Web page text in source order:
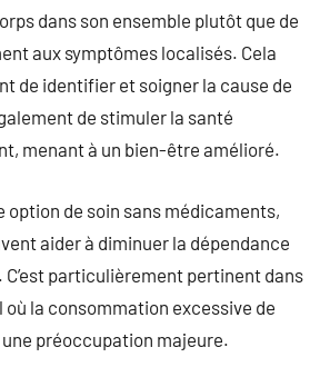
dans son ensemble plutôt que de
aux symptômes localisés. Cela
de identifier et soigner la cause de
de stimuler la santé
menant à un bien-être amélioré.
option de soin sans médicaments,
aider à diminuer la dépendance
C’est particulièrement pertinent dans
la consommation excessive de
préoccupation majeure.